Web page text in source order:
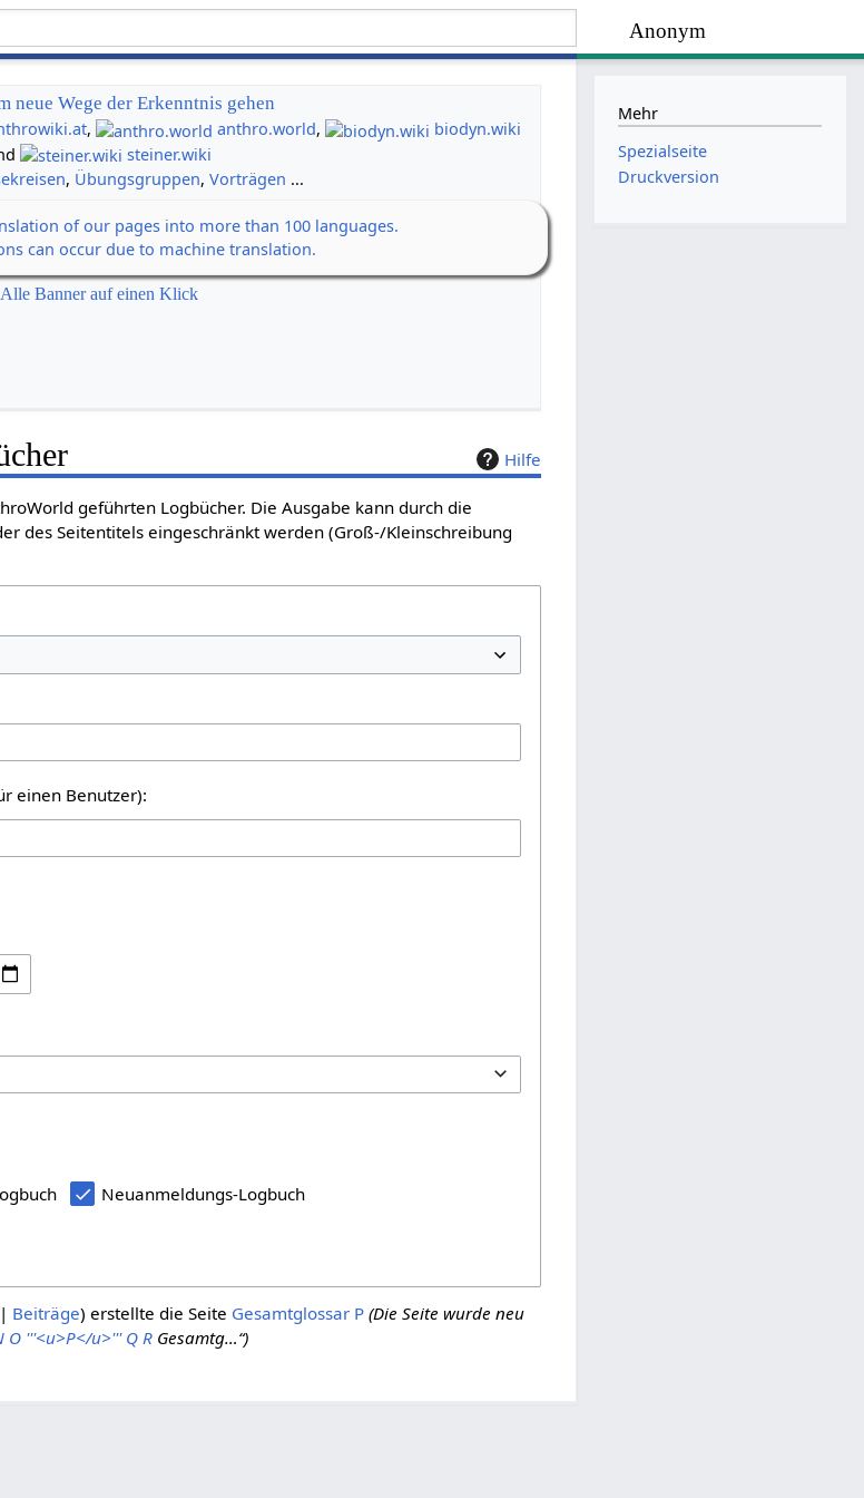
Anonym
neue Wege der Erkenntnis gehen
, anthro.world,
biodyn.wiki
steiner.wiki
, Übungsgruppen,Vorträgen ...
of our pages into more than 100 languages.
can occur due to machine translation.
Alle Banner auf einen Klick
Hilfe
geführten Logbücher. Die Ausgabe kann durch die
des Seitentitels eingeschränkt werden (Groß-/Kleinschreibung
einen Benutzer):
Neuanmeldungs-Logbuch
Beiträge erstellte die Seite Gesamtglossar P (Die Seite wurde neu
O '''<u>P</u>''' Q RGesamtg…“)
Mehr
Spezialseite
Druckversion